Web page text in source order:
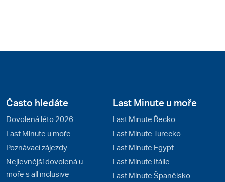
Často hledáte
Dovolená léto 2026
Last Minute u moře
Poznávací zájezdy
Nejlevnější dovolená u
moře s all inclusive
Last Minute u moře
Last Minute Řecko
Last Minute Turecko
Last Minute Egypt
Last Minute Itálie
Last Minute Španělsko